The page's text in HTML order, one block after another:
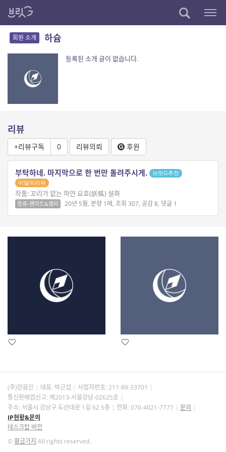
회원 소개 하슘
등록된 소개 글이 없습니다.
리뷰
+리뷰구독 0 리뷰의뢰 후원
부탁하네. 마지막으로 한 번만 돌려주시게.
브릿G추천
이달의리뷰
작품: 꼬리가 없는 하얀 요호(妖狐) 설화
종류-팬아트&캘리 20년 5월, 분량 1매, 조회 307, 공감 8, 댓글 1
(주)민음인 대표: 박근섭 사업자번호: 211-88-33701
통신판매업신고: 제2013-서울강남-02625호
주소: 서울시 강남구 도산대로 1길 62 5층
전화: 070-4021-7777
문의
IP현황&문의
데스크탑 버전
©황금가지 All rights reserved.